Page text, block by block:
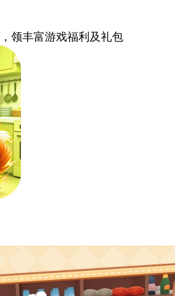
，领丰富游戏福利 及礼包